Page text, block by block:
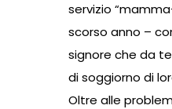
servizio
scorso anno –
signore che da
di soggiorno di
Oltre alle